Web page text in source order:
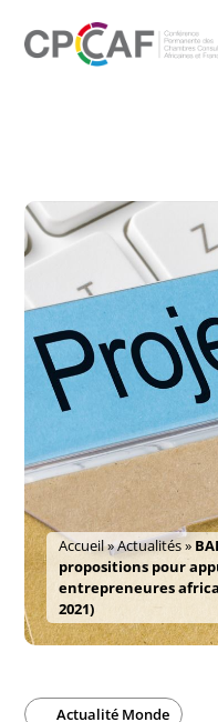
Accueil»Actualités»
propositions pour
entrepreneures
2021)
Actualité Monde